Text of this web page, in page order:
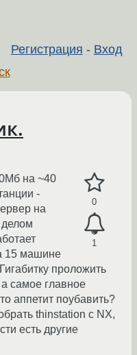
Регистрация - Вход
0
1
на ~40
-
на
15 машине
проложить
самое главное
аппетит поубавить?
thinstation с NX,
есть другие